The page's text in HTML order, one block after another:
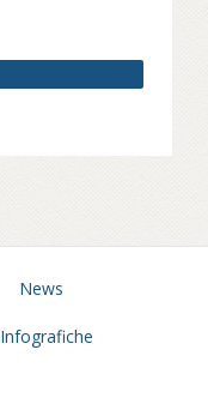
News
Infografiche